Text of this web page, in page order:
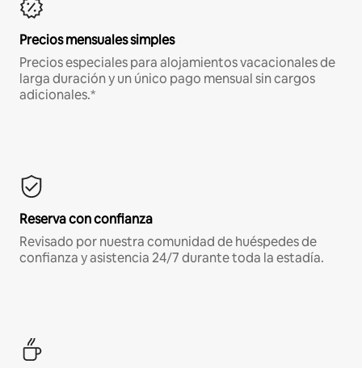
Precios mensuales simples
Precios especiales para alojamientos vacacionales de
larga duración y un único pago mensual sin cargos
adicionales.*
Reserva con confianza
Revisado por nuestra comunidad de huéspedes de
confianza y asistencia 24/7 durante toda la estadía.